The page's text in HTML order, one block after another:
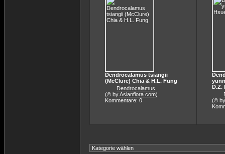
Dendrocalamus tsiangii
(McClure) Chia & H.L. Fung
Dendrocalamus
(© byAsianflora.com)
Kommentare: 0
D.Z.
(©